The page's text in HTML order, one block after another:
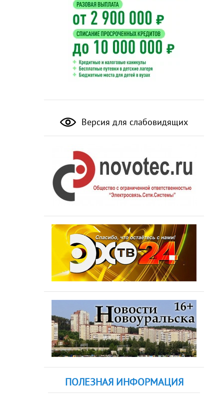
Версия для слабовидящих
ПОЛЕЗНАЯ ИНФОРМАЦИЯ